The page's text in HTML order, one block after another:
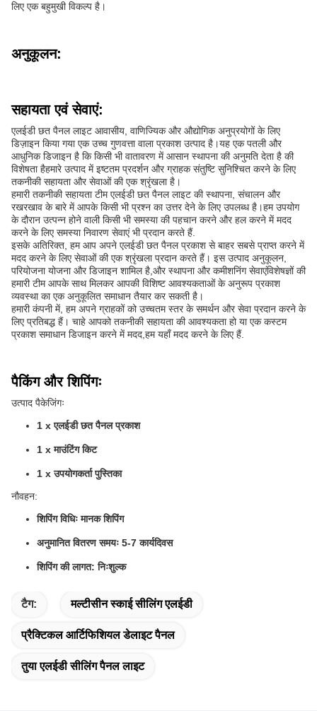
लिए एक बहुमुखी विकल्प है।
अनुकूलन:
सहायता एवं सेवाएं:
एलईडी छत पैनल लाइट आवासीय, वाणिज्यिक और औद्योगिक अनुप्रयोगों के लिए
डिज़ाइन किया गया एक उच्च गुणवत्ता वाला प्रकाश उत्पाद है।यह एक पतली और
आधुनिक डिजाइन है कि किसी भी वातावरण में आसान स्थापना की अनुमति देता है की
विशेषता हैहमारे उत्पाद में इष्टतम प्रदर्शन और ग्राहक संतुष्टि सुनिश्चित करने के लिए
तकनीकी सहायता और सेवाओं की एक श्रृंखला है।
हमारी तकनीकी सहायता टीम एलईडी छत पैनल लाइट की स्थापना, संचालन और
रखरखाव के बारे में आपके किसी भी प्रश्न का उत्तर देने के लिए उपलब्ध है।हम उपयोग
के दौरान उत्पन्न होने वाली किसी भी समस्या की पहचान करने और हल करने में मदद
करने के लिए समस्या निवारण सेवाएं भी प्रदान करते हैं.
इसके अतिरिक्त, हम आप अपने एलईडी छत पैनल प्रकाश से बाहर सबसे प्राप्त करने में
मदद करने के लिए सेवाओं की एक श्रृंखला प्रदान करते हैं। इस उत्पाद अनुकूलन,
परियोजना योजना और डिजाइन शामिल है,और स्थापना और कमीशनिंग सेवाएंविशेषज्ञों की
हमारी टीम आपके साथ मिलकर आपकी विशिष्ट आवश्यकताओं के अनुरूप प्रकाश
व्यवस्था का एक अनुकूलित समाधान तैयार कर सकती है।
हमारी कंपनी में, हम अपने ग्राहकों को उच्चतम स्तर के समर्थन और सेवा प्रदान करने के
लिए प्रतिबद्ध हैं। चाहे आपको तकनीकी सहायता की आवश्यकता हो या एक कस्टम
प्रकाश समाधान डिजाइन करने में मदद,हम यहाँ मदद करने के लिए हैं.
पैकिंग और शिपिंगः
उत्पाद पैकेजिंगः
1 x एलईडी छत पैनल प्रकाश
1 x माउंटिंग किट
1 x उपयोगकर्ता पुस्तिका
नौवहन:
शिपिंग विधिः मानक शिपिंग
अनुमानित वितरण समयः 5-7 कार्यदिवस
शिपिंग की लागत: निःशुल्क
टैग: मल्टीसीन स्काई सीलिंग एलईडी
प्रैक्टिकल आर्टिफिशियल डेलाइट पैनल
तुया एलईडी सीलिंग पैनल लाइट